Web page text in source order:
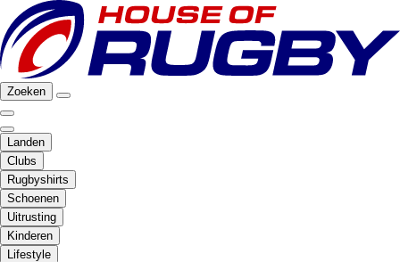
Zoeken
Landen
Clubs
Rugbyshirts
Schoenen
Uitrusting
Kinderen
Lifestyle